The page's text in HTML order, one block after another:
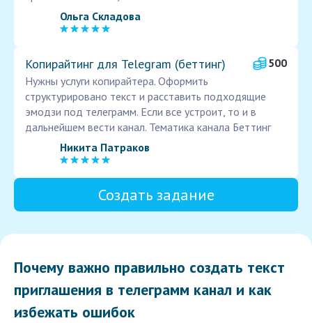
Ольга Складова
Копирайтинг для Telegram (беттинг)
500
Нужны услуги копирайтера. Оформить
структурировано текст и расставить подходящие
эмодзи под телеграмм. Если все устроит, то и в
дальнейшем вести канал. Тематика канала Беттинг
Никита Патраков
Создать задание
Почему важно правильно создать текст
приглашения в телеграмм канал и как
избежать ошибок